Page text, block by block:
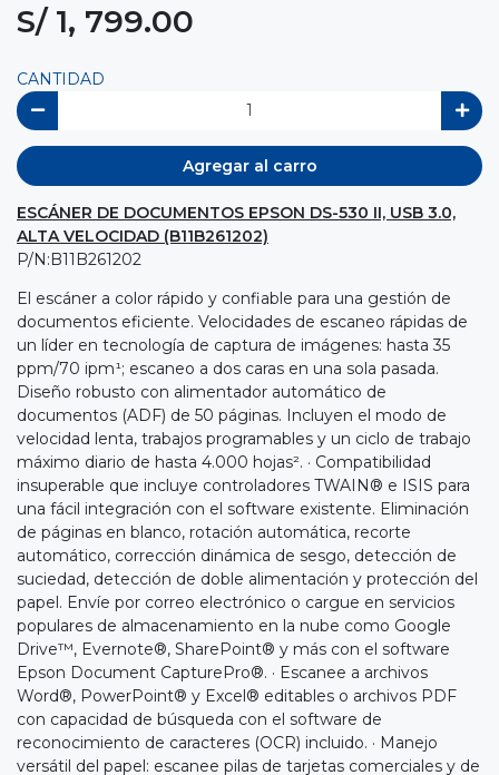
S/ 1, 799.00
CANTIDAD
Agregar al carro
ESCÁNER DE DOCUMENTOS EPSON DS-530 II, USB 3.0,
ALTA VELOCIDAD (B11B261202)
P/N:B11B261202
El escáner a color rápido y confiable para una gestión de
documentos eficiente. Velocidades de escaneo rápidas de
un líder en tecnología de captura de imágenes: hasta 35
ppm/70 ipm¹; escaneo a dos caras en una sola pasada.
Diseño robusto con alimentador automático de
documentos (ADF) de 50 páginas. Incluyen el modo de
velocidad lenta, trabajos programables y un ciclo de trabajo
máximo diario de hasta 4.000 hojas². · Compatibilidad
insuperable que incluye controladores TWAIN® e ISIS para
una fácil integración con el software existente. Eliminación
de páginas en blanco, rotación automática, recorte
automático, corrección dinámica de sesgo, detección de
suciedad, detección de doble alimentación y protección del
papel. Envíe por correo electrónico o cargue en servicios
populares de almacenamiento en la nube como Google
Drive™, Evernote®, SharePoint® y más con el software
Epson Document CapturePro®. · Escanee a archivos
Word®, PowerPoint® y Excel® editables o archivos PDF
con capacidad de búsqueda con el software de
reconocimiento de caracteres (OCR) incluido. · Manejo
versátil del papel: escanee pilas de tarjetas comerciales y de